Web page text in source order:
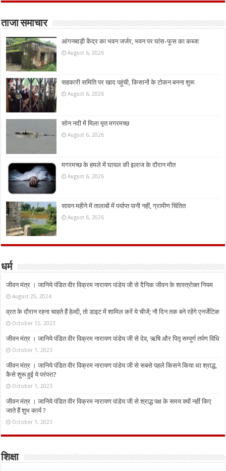
ताजा समाचार
आंगनबाड़ी केंद्र का भवन जर्जर, भवन पर घांस-फूस का कब्जा
August 6, 2026
सहकारी समिति पर खाद पहुंची, किसानों के टोकन बनना शुरू
August 6, 2026
सोन नदी में मिला मृत मगरमच्छ
August 6, 2026
मगरमच्छ के हमले में घायल की इलाज के दौरान मौत
August 6, 2026
सावन महीने में तालाबों में पर्याप्त पानी नहीं, ग्रामीण चिंतित
August 6, 2026
धर्म
जीवन मंत्र । जानिये पंडित वीर विक्रम नारायण पांडेय जी से दैनिक जीवन के शास्त्रोक्त नियम
August 25, 2024
व्रत के दौरान रहना चाहते हैं हेल्दी, तो डाइट में शामिल करें ये चीजें; नौ दिन तक बने रहेंगे एनर्जेटिक
October 15, 2023
जीवन मंत्र । जानिये पंडित वीर विक्रम नारायण पांडेय जी से देव, ऋषि और पितृ सम्पूर्ण तर्पण विधि
October 1, 2023
जीवन मंत्र । जानिये पंडित वीर विक्रम नारायण पांडेय जी से सबसे पहले किसने किया था श्राद्ध,
कैसे शुरू हुई ये परंपरा?
October 1, 2023
जीवन मंत्र । जानिये पंडित वीर विक्रम नारायण पांडेय जी से श्राद्ध पक्ष के समय क्यों नहीं किए
जाते हैं शुभ कार्य ?
October 1, 2023
शिक्षा